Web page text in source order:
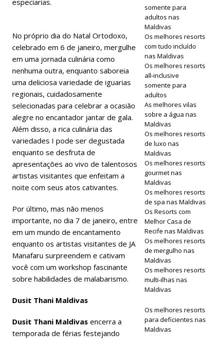
No próprio dia do Natal Ortodoxo,
celebrado em 6 de janeiro, mergulhe
em uma jornada culinária como
nenhuma outra, enquanto saboreia
uma deliciosa variedade de iguarias
regionais, cuidadosamente
selecionadas para celebrar a ocasião
alegre no encantador jantar de gala.
Além disso, a rica culinária das
variedades I pode ser degustada
enquanto se desfruta de
apresentações ao vivo de talentosos
artistas visitantes que enfeitam a
noite com seus atos cativantes.
Por último, mas não menos
importante, no dia 7 de janeiro, entre
em um mundo de encantamento
enquanto os artistas visitantes de JA
Manafaru surpreendem e cativam
você com um workshop fascinante
sobre habilidades de malabarismo.
Dusit Thani Maldivas
Dusit Thani Maldivas encerra a
temporada de férias festejando
somente para
adultos nas
Maldivas
Os melhores resorts
com tudo incluído
nas Maldivas
Os melhores resorts
all-inclusive
somente para
adultos
As melhores vilas
sobre a água nas
Maldivas
Os melhores resorts
de luxo nas
Maldivas
Os melhores resorts
gourmet nas
Maldivas
Os melhores resorts
de spa nas Maldivas
Os Resorts com
Melhor Casa de
Recife nas Maldivas
Os melhores resorts
de mergulho nas
Maldivas
Os melhores resorts
multi-ilhas nas
Maldivas
Os melhores resorts
para deficientes nas
Maldivas